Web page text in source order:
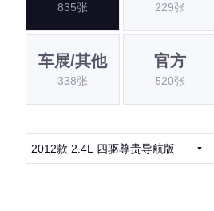
835张 229张
车展/其他
338张
官方
520张
2012款 2.4L 四驱尊贵导航版